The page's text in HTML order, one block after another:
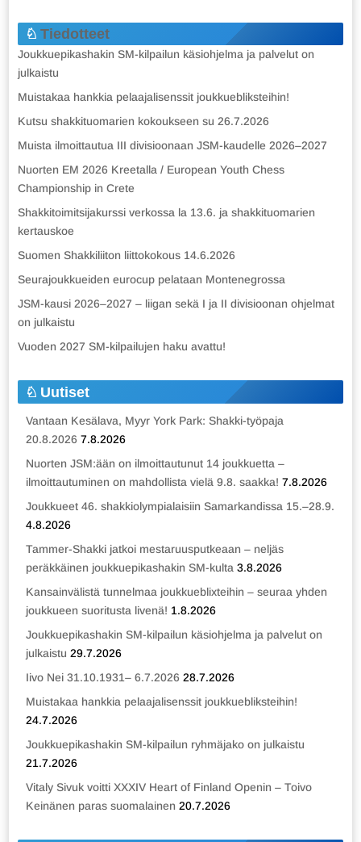
Tiedotteet
Joukkuepikashakin SM-kilpailun käsiohjelma ja palvelut on
julkaistu
Muistakaa hankkia pelaajalisenssit joukkuebliksteihin!
Kutsu shakkituomarien kokoukseen su 26.7.2026
Muista ilmoittautua III divisioonaan JSM-kaudelle 2026–2027
Nuorten EM 2026 Kreetalla / European Youth Chess
Championship in Crete
Shakkitoimitsijakurssi verkossa la 13.6. ja shakkituomarien
kertauskoe
Suomen Shakkiliiton liittokokous 14.6.2026
Seurajoukkueiden eurocup pelataan Montenegrossa
JSM-kausi 2026–2027 – liigan sekä I ja II divisioonan ohjelmat
on julkaistu
Vuoden 2027 SM-kilpailujen haku avattu!
Uutiset
Vantaan Kesälava, Myyr York Park: Shakki-työpaja
20.8.2026 7.8.2026
Nuorten JSM:ään on ilmoittautunut 14 joukkuetta –
ilmoittautuminen on mahdollista vielä 9.8. saakka! 7.8.2026
Joukkueet 46. shakkiolympialaisiin Samarkandissa 15.–28.9.
4.8.2026
Tammer-Shakki jatkoi mestaruusputkeaan – neljäs
peräkkäinen joukkuepikashakin SM-kulta 3.8.2026
Kansainvälistä tunnelmaa joukkueblixteihin – seuraa yhden
joukkueen suoritusta livenä! 1.8.2026
Joukkuepikashakin SM-kilpailun käsiohjelma ja palvelut on
julkaistu 29.7.2026
Iivo Nei 31.10.1931– 6.7.2026 28.7.2026
Muistakaa hankkia pelaajalisenssit joukkuebliksteihin!
24.7.2026
Joukkuepikashakin SM-kilpailun ryhmäjako on julkaistu
21.7.2026
Vitaly Sivuk voitti XXXIV Heart of Finland Openin – Toivo
Keinänen paras suomalainen 20.7.2026